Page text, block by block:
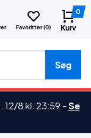
Favoritter (0)
0
Kurv
Søg
8 kl. 23:59 -Se